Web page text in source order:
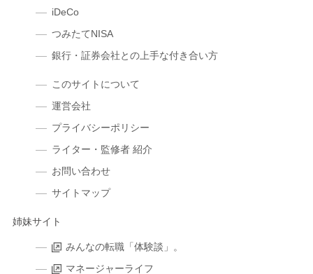
iDeCo
つみたてNISA
銀行・証券会社との上手な付き合い方
このサイトについて
運営会社
プライバシーポリシー
ライター・監修者 紹介
お問い合わせ
サイトマップ
姉妹サイト
みんなの転職「体験談」。
マネージャーライフ